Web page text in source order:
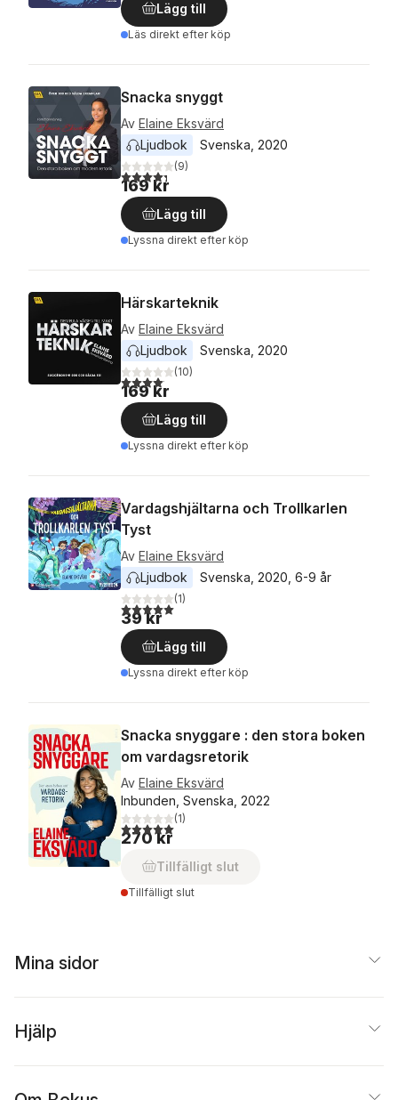
Lägg till
Läs direkt efter köp
Snacka snyggt
Av Elaine Eksvärd
Ljudbok
Svenska 2020
4,3utav 5 stjärnor. Totalt antal röster:
(9)
169 kr
Lägg till
Lyssna direkt efter köp
Härskarteknik
Av Elaine Eksvärd
Ljudbok
Svenska 2020
4,1utav 5 stjärnor. Totalt antal röster:
(10)
169 kr
Lägg till
Lyssna direkt efter köp
Vardagshjältarna och Trollkarlen
Tyst
Av Elaine Eksvärd
Ljudbok
Svenska 2020 6-9 år
5,0utav 5 stjärnor. Totalt antal röster:
(1)
39 kr
Lägg till
Lyssna direkt efter köp
Snacka snyggare : den stora boken
om vardagsretorik
Av Elaine Eksvärd
Inbunden, Svenska, 2022
5,0utav 5 stjärnor. Totalt antal röster:
(1)
270 kr
Tillfälligt slut
Tillfälligt slut
Mina sidor
Hjälp